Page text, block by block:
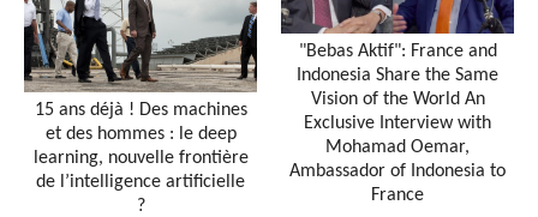
15 ans déjà ! Des machines
et des hommes : le deep
learning, nouvelle frontière
de l’intelligence artificielle
?
"Bebas Aktif": France and
Indonesia Share the Same
Vision of the World An
Exclusive Interview with
Mohamad Oemar,
Ambassador of Indonesia to
France